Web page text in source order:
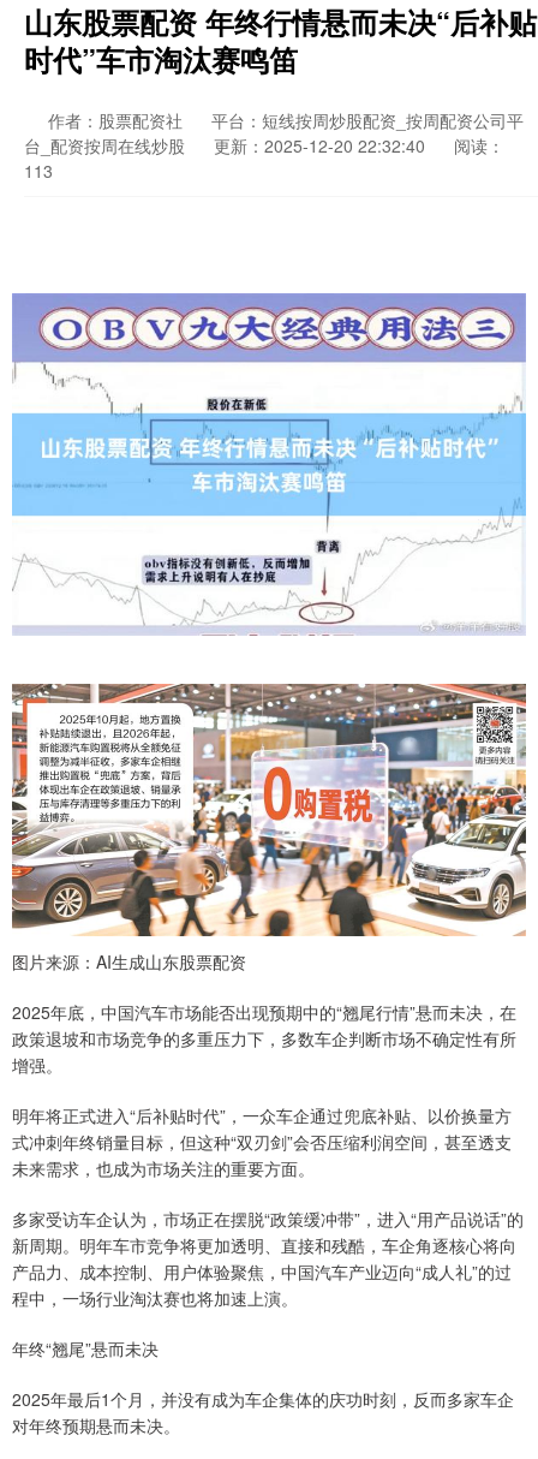
山东股票配资 年终行情悬而未决“后补贴
时代”车市淘汰赛鸣笛
作者：股票配资社
平台：短线按周炒股配资_按周配资公司平
台_配资按周在线炒股
更新：2025-12-20 22:32:40
阅读：
113
图片来源：AI生成山东股票配资
2025年底，中国汽车市场能否出现预期中的“翘尾行情”悬而未决，在
政策退坡和市场竞争的多重压力下，多数车企判断市场不确定性有所
增强。
明年将正式进入“后补贴时代”，一众车企通过兜底补贴、以价换量方
式冲刺年终销量目标，但这种“双刃剑”会否压缩利润空间，甚至透支
未来需求，也成为市场关注的重要方面。
多家受访车企认为，市场正在摆脱“政策缓冲带”，进入“用产品说话”的
新周期。明年车市竞争将更加透明、直接和残酷，车企角逐核心将向
产品力、成本控制、用户体验聚焦，中国汽车产业迈向“成人礼”的过
程中，一场行业淘汰赛也将加速上演。
年终“翘尾”悬而未决
2025年最后1个月，并没有成为车企集体的庆功时刻，反而多家车企
对年终预期悬而未决。